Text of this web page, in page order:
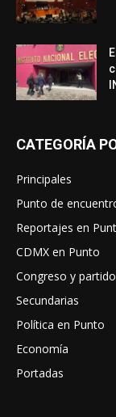
CATEGORÍA
Principales
Punto de
Reportajes en
CDMX en Punto
Congreso y
Secundarias
Política en Punto
Economía
Portadas